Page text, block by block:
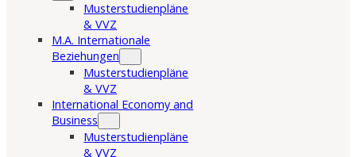
Musterstudienpläne
& VVZ
M.A. Internationale
Beziehungen
Musterstudienpläne
& VVZ
International Economy and
Business
Musterstudienpläne
& VVZ